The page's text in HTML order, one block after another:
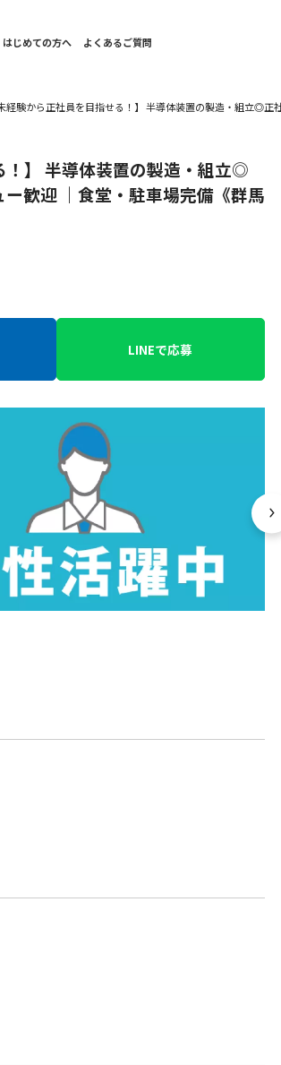
はじめての方へ よくあるご質問
経験から正社員を目指せる！】 半導体装置の製造・組立◎
！】 半導体装置の製造・組立◎
歓迎 ｜食堂・駐車場完備《群馬
LINEで応募